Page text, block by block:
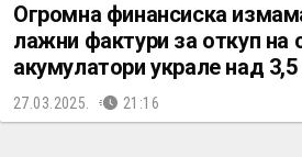
Огромна финансиска
лажни фактури за откуп на
акумулатори украле над
27.03.2025. 21:16